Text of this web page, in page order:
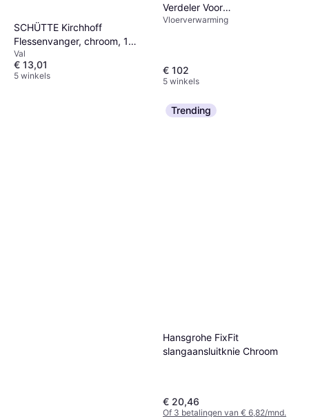
SCHÜTTE Kirchhoff
Flessenvanger, chroom, 1
1/4" x 32 mm 98803110
Val
€ 13,01
5 winkels
Verdeler Voor
Vloerverwarming
Vloerverwarming
€ 102
5 winkels
Trending
Hansgrohe FixFit
slangaansluitknie Chroom
€ 20,46
Of 3 betalingen van € 6,82/mnd.